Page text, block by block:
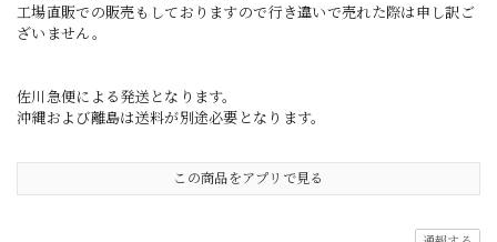
工場直販での販売もしておりますので行き違いで売れた際は申し訳ご
ざいません。
佐川急便による発送となります。
沖縄および離島は送料が別途必要となります。
この商品をアプリで見る